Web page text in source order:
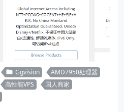
Ggvision
AMD7950处理器
高性能VPS
国人商家